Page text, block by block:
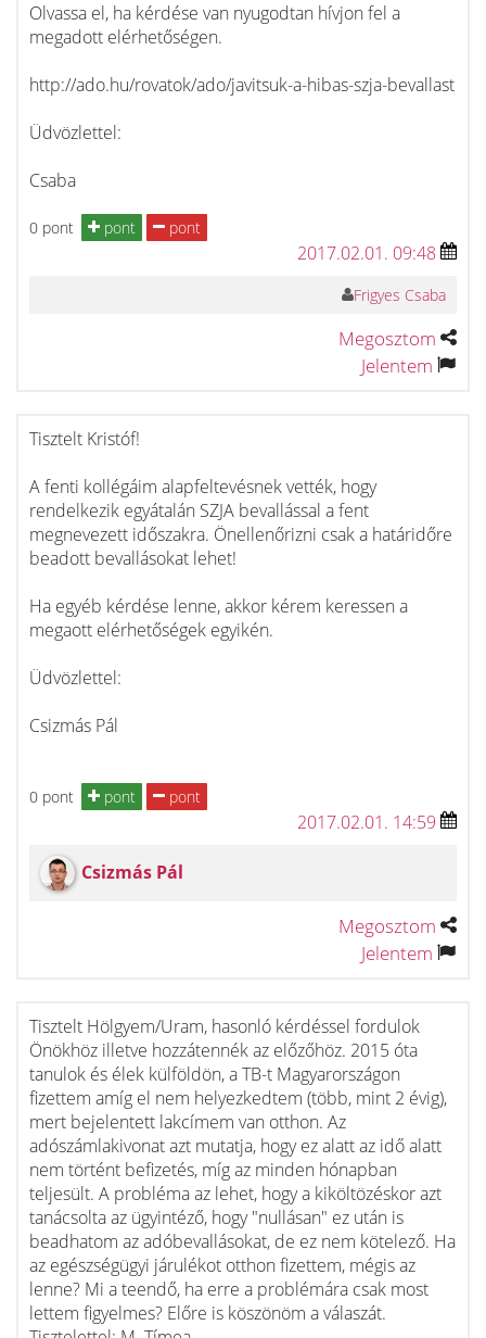
Olvassa el, ha kérdése van nyugodtan hívjon fel a
megadott elérhetőségen.
http://ado.hu/rovatok/ado/javitsuk-a-hibas-szja-bevallast
Üdvözlettel:
Csaba
0 pont pont pont
2017.02.01. 09:48
Frigyes Csaba
Megosztom
Jelentem
Tisztelt Kristóf!
A fenti kollégáim alapfeltevésnek vették, hogy
rendelkezik egyátalán SZJA bevallással a fent
megnevezett időszakra. Önellenőrizni csak a határidőre
beadott bevallásokat lehet!
Ha egyéb kérdése lenne, akkor kérem keressen a
megaott elérhetőségek egyikén.
Üdvözlettel:
Csizmás Pál
0 pont pont pont
2017.02.01. 14:59
Csizmás Pál
Megosztom
Jelentem
Tisztelt Hölgyem/Uram, hasonló kérdéssel fordulok
Önökhöz illetve hozzátennék az előzőhöz. 2015 óta
tanulok és élek külföldön, a TB-t Magyarországon
fizettem amíg el nem helyezkedtem (több, mint 2 évig),
mert bejelentett lakcímem van otthon. Az
adószámlakivonat azt mutatja, hogy ez alatt az idő alatt
nem történt befizetés, míg az minden hónapban
teljesült. A probléma az lehet, hogy a kiköltözéskor azt
tanácsolta az ügyintéző, hogy "nullásan" ez után is
beadhatom az adóbevallásokat, de ez nem kötelező. Ha
az egészségügyi járulékot otthon fizettem, mégis az
lenne? Mi a teendő, ha erre a problémára csak most
lettem figyelmes? Előre is köszönöm a válaszát.